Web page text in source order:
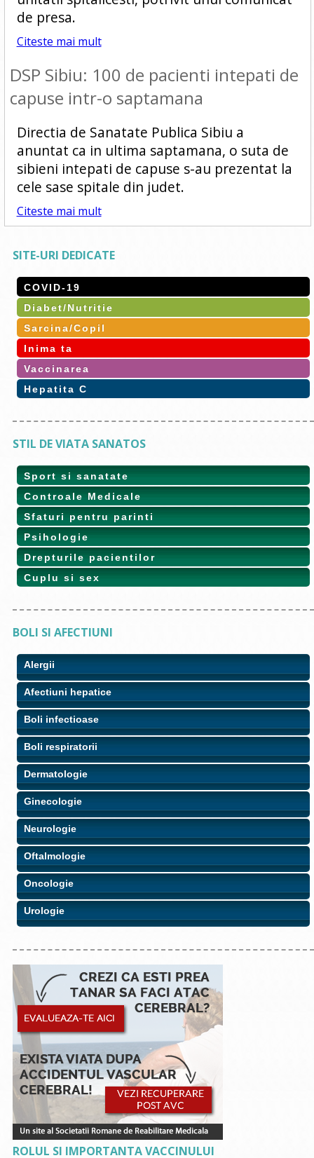
de presa.
Citeste mai mult
DSP Sibiu: 100 de pacienti intepati de
capuse intr-o saptamana
Directia de Sanatate Publica Sibiu a
anuntat ca in ultima saptamana, o suta de
sibieni intepati de capuse s-au prezentat la
cele sase spitale din judet.
Citeste mai mult
SITE-URI DEDICATE
COVID-19
Diabet/Nutritie
Sarcina/Copil
Inima ta
Vaccinarea
Hepatita C
STIL DE VIATA SANATOS
Sport si sanatate
Controale Medicale
Sfaturi pentru parinti
Psihologie
Drepturile pacientilor
Cuplu si sex
BOLI SI AFECTIUNI
Alergii
Afectiuni hepatice
Boli infectioase
Boli respiratorii
Dermatologie
Ginecologie
Neurologie
Oftalmologie
Oncologie
Urologie
ROLUL SI IMPORTANTA VACCINULUI